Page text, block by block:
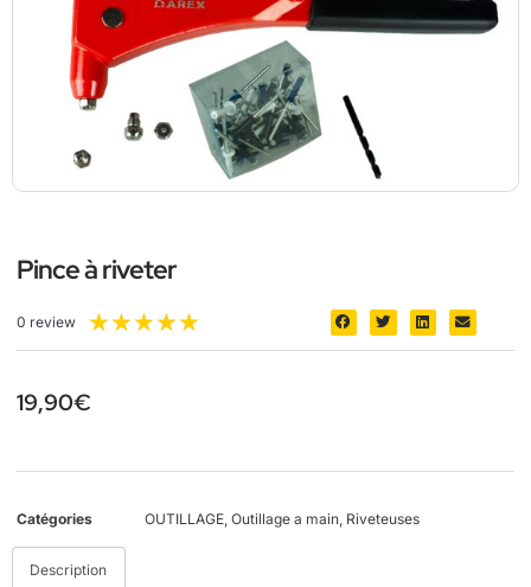
Pince à riveter
0 review ★★★★★
19,90€
Catégories OUTILLAGE Outillage a main Riveteuses
Description